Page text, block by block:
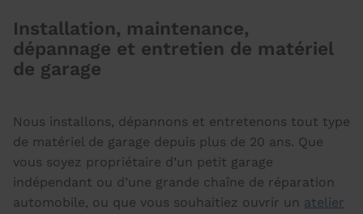
Installation, maintenance,
dépannage et entretien de matériel
de garage
Nous installons, dépannons et entretenons tout type
de matériel de garage depuis plus de 20 ans. Que
vous soyez propriétaire d’un petit garage
indépendant ou d’une grande chaîne de réparation
automobile, ou que vous souhaitiez ouvrir un atelier